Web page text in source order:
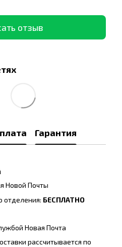
отзыв
Гарантия
Новой Почты
отделения: БЕСПЛАТНО
Новая Почта
рассчитывается по